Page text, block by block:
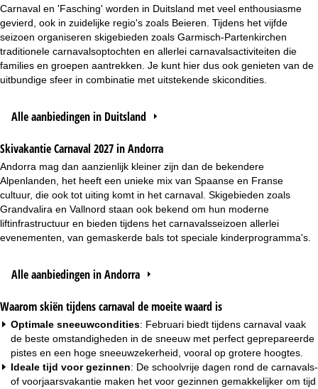
Carnaval en 'Fasching' worden in Duitsland met veel enthousiasme
gevierd, ook in zuidelijke regio's zoals Beieren. Tijdens het vijfde
seizoen organiseren skigebieden zoals Garmisch-Partenkirchen
traditionele carnavalsoptochten en allerlei carnavalsactiviteiten die
families en groepen aantrekken. Je kunt hier dus ook genieten van de
uitbundige sfeer in combinatie met uitstekende skicondities.
Alle aanbiedingen in Duitsland
Skivakantie Carnaval 2027 in Andorra
Andorra mag dan aanzienlijk kleiner zijn dan de bekendere
Alpenlanden, het heeft een unieke mix van Spaanse en Franse
cultuur, die ook tot uiting komt in het carnaval. Skigebieden zoals
Grandvalira en Vallnord staan ook bekend om hun moderne
liftinfrastructuur en bieden tijdens het carnavalsseizoen allerlei
evenementen, van gemaskerde bals tot speciale kinderprogramma's.
Alle aanbiedingen in Andorra
Waarom skiën tijdens carnaval de moeite waard is
Optimale sneeuwcondities: Februari biedt tijdens carnaval vaak
de beste omstandigheden in de sneeuw met perfect geprepareerde
pistes en een hoge sneeuwzekerheid, vooral op grotere hoogtes.
Ideale tijd voor gezinnen: De schoolvrije dagen rond de carnavals-
of voorjaarsvakantie maken het voor gezinnen gemakkelijker om tijd